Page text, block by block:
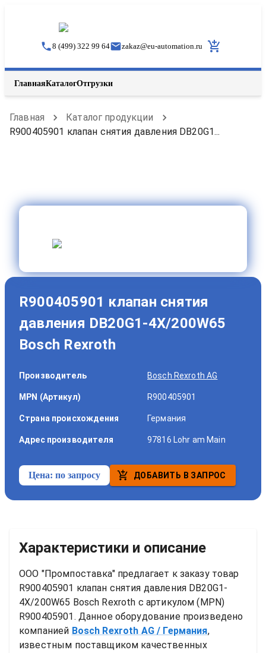
8 (499) 322 99 64 zakaz@eu-automation.ru
ГлавнаяКаталогОтгрузки
Главная
Каталог продукции
R900405901 клапан снятия давления DB20G1...
R900405901 клапан снятия
давления DB20G1-4X/200W65
Bosch Rexroth
Производитель Bosch Rexroth AG
MPN (Артикул) R900405901
Страна происхождения Германия
Адрес производителя 97816 Lohr am Main
Цена: по запросу ДОБАВИТЬ В ЗАПРОС
Характеристики и описание
ООО "Промпоставка" предлагает к заказу товар
R900405901 клапан снятия давления DB20G1-
4X/200W65 Bosch Rexroth
R900405901. Данное оборудование произведено
компанией Bosch Rexroth AG / Германия,
известным поставщиком качественных